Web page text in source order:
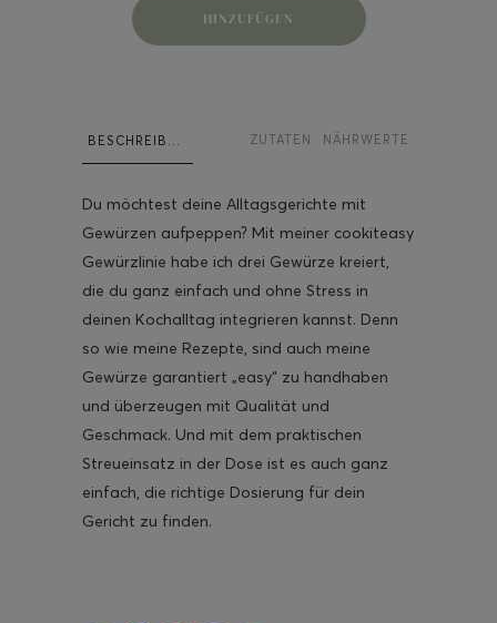
HINZUFÜGEN
BESCHREIBUNG ZUTATEN NÄHRWERTE
Du möchtest deine Alltagsgerichte mit
Gewürzen aufpeppen? Mit meiner cookiteasy
Gewürzlinie habe ich drei Gewürze kreiert,
die du ganz einfach und ohne Stress in
deinen Kochalltag integrieren kannst. Denn
so wie meine Rezepte, sind auch meine
Gewürze garantiert „easy“ zu handhaben
und überzeugen mit Qualität und
Geschmack. Und mit dem praktischen
Streueinsatz in der Dose ist es auch ganz
einfach, die richtige Dosierung für dein
Gericht zu finden.